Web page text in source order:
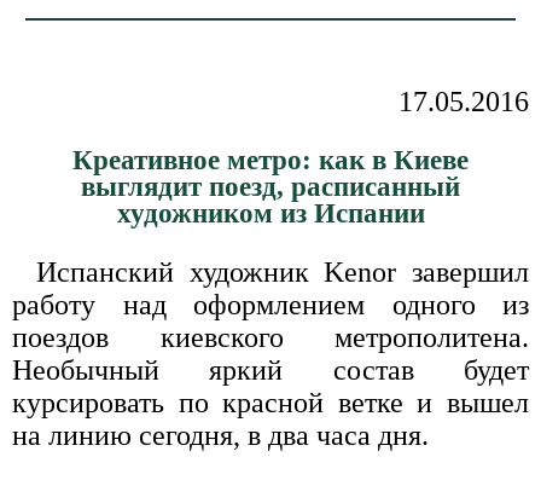
17.05.2016
Креативное метро: как в Киеве
выглядит поезд, расписанный
художником из Испании
Испанский художник Kenor завершил
работу над оформлением одного из
поездов киевского метрополитена.
Необычный яркий состав будет
курсировать по красной ветке и вышел
на линию сегодня, в два часа дня.